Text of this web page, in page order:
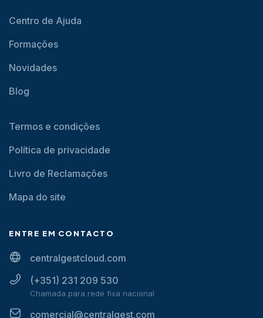
Centro de Ajuda
Formações
Novidades
Blog
Termos e condições
Política de privacidade
Livro de Reclamações
Mapa do site
ENTRE EM CONTACTO
centralgestcloud.com
(+351) 231 209 530
Chamada para rede fixa nacional
comercial@centralgest.com